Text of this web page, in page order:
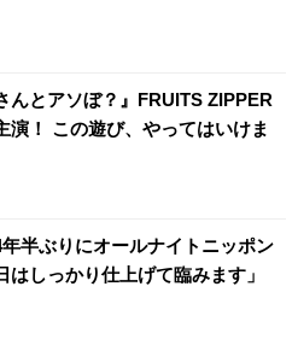
んとアソぼ？』FRUITS ZIPPER
演！ この遊び、やってはいけま
半ぶりにオールナイトニッポン
はしっかり仕上げて臨みます」